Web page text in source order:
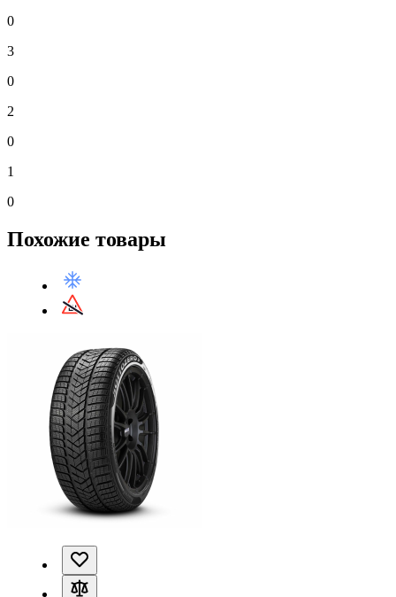
0
3
0
2
0
1
0
Похожие товары